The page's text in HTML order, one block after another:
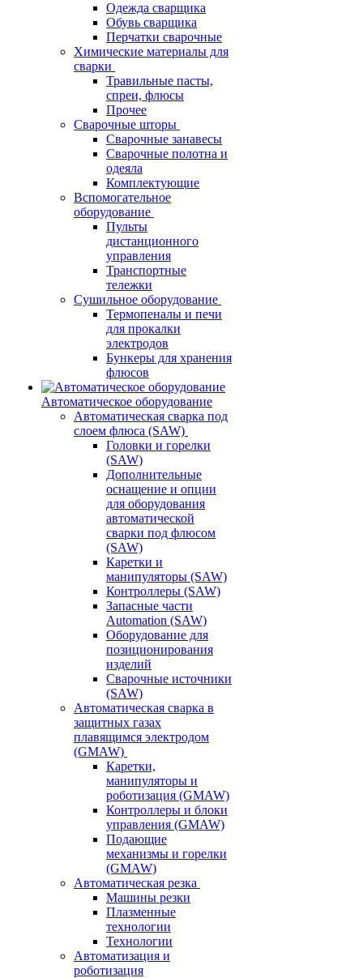
Одежда сварщика
Обувь сварщика
Перчатки сварочные
Химические материалы для
сварки
Травильные пасты,
спреи, флюсы
Прочее
Сварочные шторы
Сварочные занавесы
Сварочные полотна и
одеяла
Комплектующие
Вспомогательное
оборудование
Пульты
дистанционного
управления
Транспортные
тележки
Сушильное оборудование
Термопеналы и печи
для прокалки
электродов
Бункеры для хранения
флюсов
Автоматическое оборудование
Автоматическая сварка под
слоем флюса (SAW)
Головки и горелки
(SAW)
Дополнительные
оснащение и опции
для оборудования
автоматической
сварки под флюсом
(SAW)
Каретки и
манипуляторы (SAW)
Контроллеры (SAW)
Запасные части
Automation (SAW)
Оборудование для
позиционирования
изделий
Сварочные источники
(SAW)
Автоматическая сварка в
защитных газах
плавящимся электродом
(GMAW)
Каретки,
манипуляторы и
роботизация (GMAW)
Контроллеры и блоки
управления (GMAW)
Подающие
механизмы и горелки
(GMAW)
Автоматическая резка
Машины резки
Плазменные
технологии
Технологии
Автоматизация и
роботизация